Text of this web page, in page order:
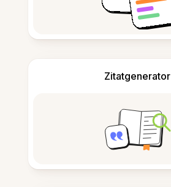
Zitatgenerator